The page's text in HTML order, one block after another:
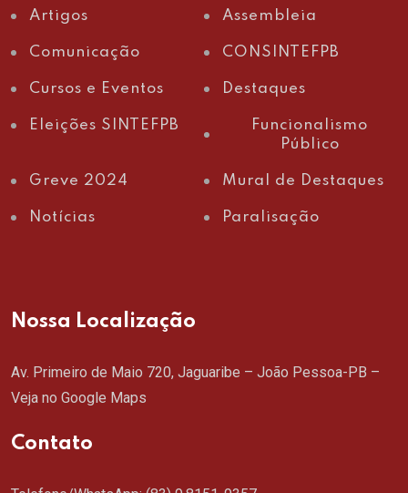
Artigos Assembleia
Comunicação CONSINTEFPB
Cursos e Eventos Destaques
Eleições SINTEFPB
Funcionalismo
Público
Greve 2024 Mural de Destaques
Notícias Paralisação
Nossa Localização
Av. Primeiro de Maio 720, Jaguaribe – João Pessoa-PB –
Veja no Google Maps
Contato